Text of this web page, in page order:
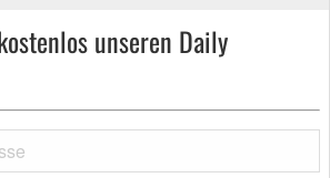
unseren Daily